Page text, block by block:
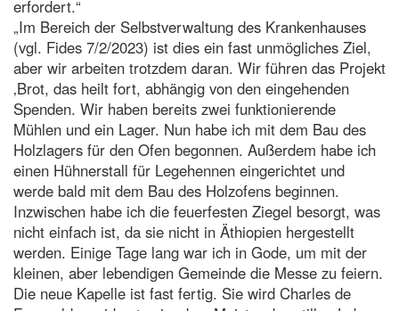
erfordert.“
„Im Bereich der Selbstverwaltung des Krankenhauses
(vgl. Fides 7/2/2023) ist dies ein fast unmögliches Ziel,
aber wir arbeiten trotzdem daran. Wir führen das Projekt
‚Brot, das heilt fort, abhängig von den eingehenden
Spenden. Wir haben bereits zwei funktionierende
Mühlen und ein Lager. Nun habe ich mit dem Bau des
Holzlagers für den Ofen begonnen. Außerdem habe ich
einen Hühnerstall für Legehennen eingerichtet und
werde bald mit dem Bau des Holzofens beginnen.
Inzwischen habe ich die feuerfesten Ziegel besorgt, was
nicht einfach ist, da sie nicht in Äthiopien hergestellt
werden. Einige Tage lang war ich in Gode, um mit der
kleinen, aber lebendigen Gemeinde die Messe zu feiern.
Die neue Kapelle ist fast fertig. Sie wird Charles de